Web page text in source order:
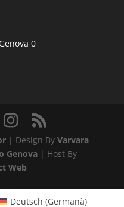
0
| Design ByVarvara
Genova | Host By
Web
Deutsch (Germană)